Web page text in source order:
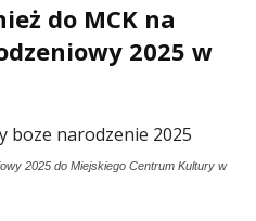
do MCK na
2025 w
2025 do Miejskiego Centrum Kultury w